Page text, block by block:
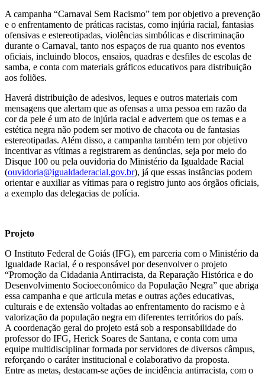
A campanha “Carnaval Sem Racismo” tem por objetivo a prevenção
e o enfrentamento de práticas racistas, como injúria racial, fantasias
ofensivas e estereotipadas, violências simbólicas e discriminação
durante o Carnaval, tanto nos espaços de rua quanto nos eventos
oficiais, incluindo blocos, ensaios, quadras e desfiles de escolas de
samba, e conta com materiais gráficos educativos para distribuição
aos foliões.
Haverá distribuição de adesivos, leques e outros materiais com
mensagens que alertam que as ofensas a uma pessoa em razão da
cor da pele é um ato de injúria racial e advertem que os temas e a
estética negra não podem ser motivo de chacota ou de fantasias
estereotipadas. Além disso, a campanha também tem por objetivo
incentivar as vítimas a registrarem as denúncias, seja por meio do
Disque 100 ou pela ouvidoria do Ministério da Igualdade Racial
(ouvidoria@igualdaderacial.gov.br), já que essas instâncias podem
orientar e auxiliar as vítimas para o registro junto aos órgãos oficiais,
a exemplo das delegacias de polícia.
Projeto
O Instituto Federal de Goiás (IFG), em parceria com o Ministério da
Igualdade Racial, é o responsável por desenvolver o projeto
“Promoção da Cidadania Antirracista, da Reparação Histórica e do
Desenvolvimento Socioeconômico da População Negra” que abriga
essa campanha e que articula metas e outras ações educativas,
culturais e de extensão voltadas ao enfrentamento do racismo e à
valorização da população negra em diferentes territórios do país.
A coordenação geral do projeto está sob a responsabilidade do
professor do IFG, Herick Soares de Santana, e conta com uma
equipe multidisciplinar formada por servidores de diversos câmpus,
reforçando o caráter institucional e colaborativo da proposta.
Entre as metas, destacam-se ações de incidência antirracista, com o